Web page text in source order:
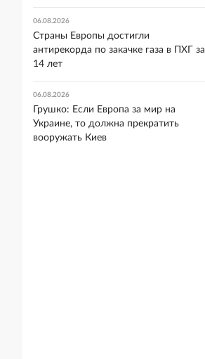
06.08.2026
Страны Европы достигли
антирекорда по закачке газа в ПХГ за
14 лет
06.08.2026
Грушко: Если Европа за мир на
Украине, то должна прекратить
вооружать Киев